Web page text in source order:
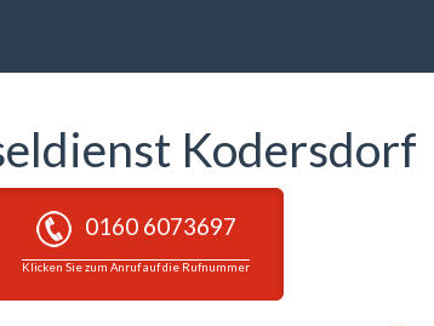
Kodersdorf
0160 6073697
Klicken Sie zum Anruf auf die Rufnummer